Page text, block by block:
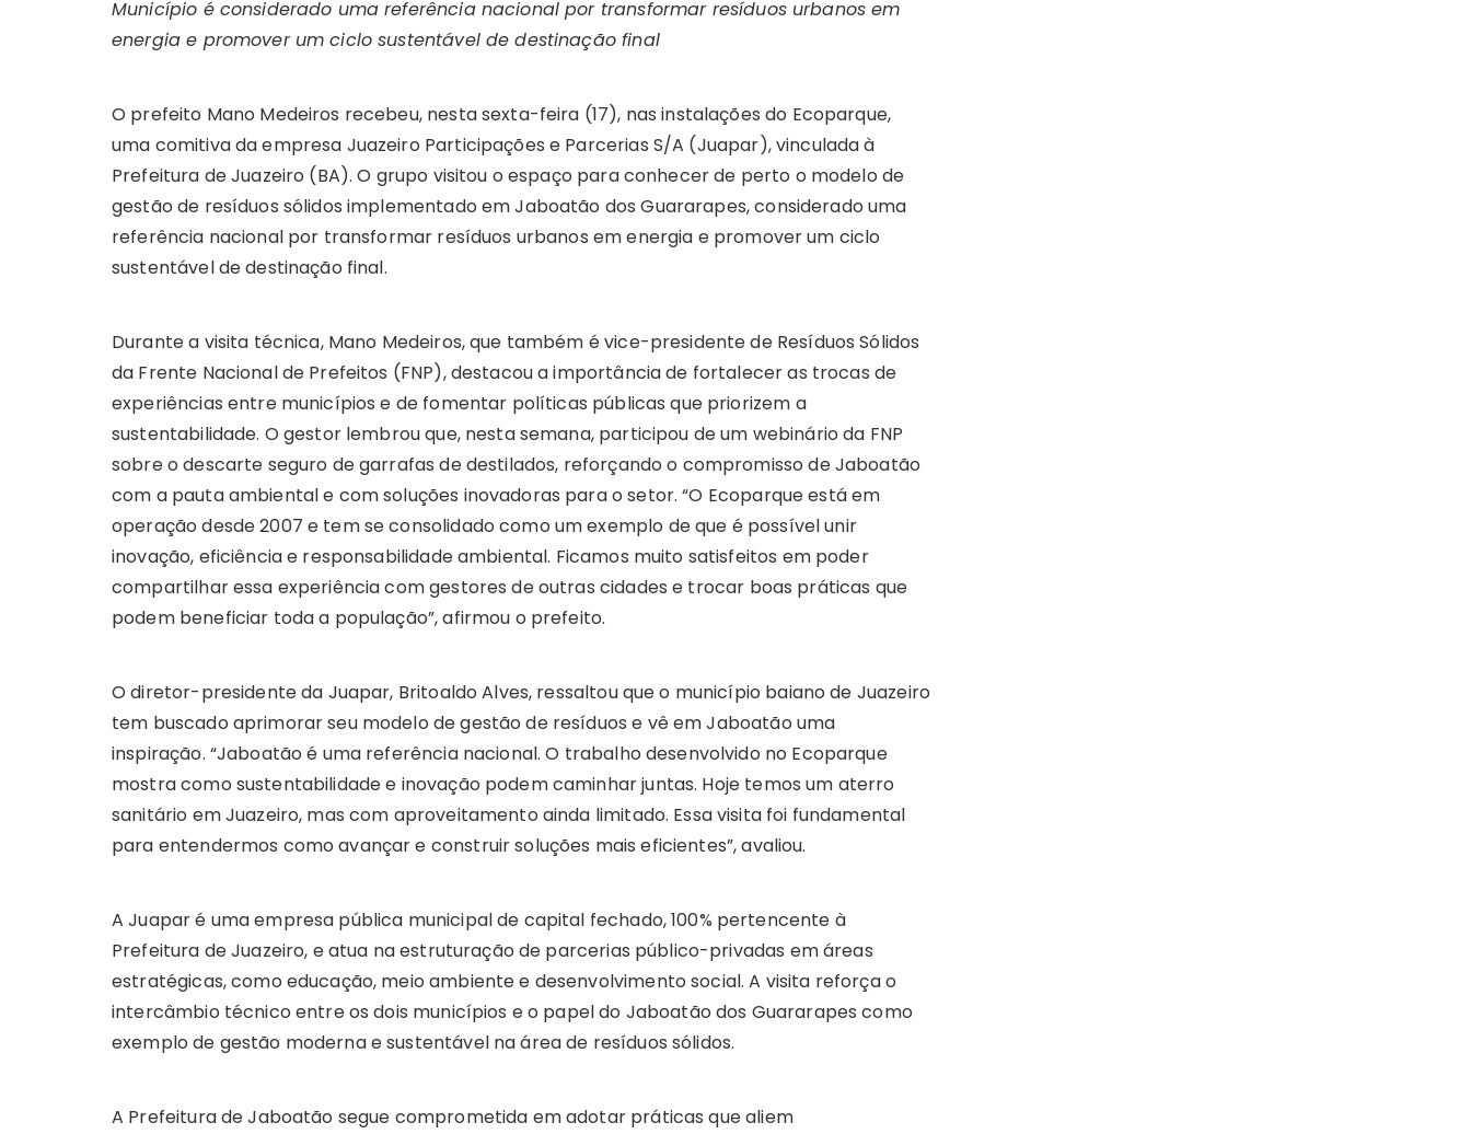
Município é considerado uma referência nacional por transformar resíduos urbanos em
energia e promover um ciclo sustentável de destinação final
O prefeito Mano Medeiros recebeu, nesta sexta-feira (17), nas instalações do Ecoparque,
uma comitiva da empresa Juazeiro Participações e Parcerias S/A (Juapar), vinculada à
Prefeitura de Juazeiro (BA). O grupo visitou o espaço para conhecer de perto o modelo de
gestão de resíduos sólidos implementado em Jaboatão dos Guararapes, considerado uma
referência nacional por transformar resíduos urbanos em energia e promover um ciclo
sustentável de destinação final.
Durante a visita técnica, Mano Medeiros, que também é vice-presidente de Resíduos Sólidos
da Frente Nacional de Prefeitos (FNP), destacou a importância de fortalecer as trocas de
experiências entre municípios e de fomentar políticas públicas que priorizem a
sustentabilidade. O gestor lembrou que, nesta semana, participou de um webinário da FNP
sobre o descarte seguro de garrafas de destilados, reforçando o compromisso de Jaboatão
com a pauta ambiental e com soluções inovadoras para o setor. “O Ecoparque está em
operação desde 2007 e tem se consolidado como um exemplo de que é possível unir
inovação, eficiência e responsabilidade ambiental. Ficamos muito satisfeitos em poder
compartilhar essa experiência com gestores de outras cidades e trocar boas práticas que
podem beneficiar toda a população”, afirmou o prefeito.
O diretor-presidente da Juapar, Britoaldo Alves, ressaltou que o município baiano de Juazeiro
tem buscado aprimorar seu modelo de gestão de resíduos e vê em Jaboatão uma
inspiração. “Jaboatão é uma referência nacional. O trabalho desenvolvido no Ecoparque
mostra como sustentabilidade e inovação podem caminhar juntas. Hoje temos um aterro
sanitário em Juazeiro, mas com aproveitamento ainda limitado. Essa visita foi fundamental
para entendermos como avançar e construir soluções mais eficientes”, avaliou.
A Juapar é uma empresa pública municipal de capital fechado, 100% pertencente à
Prefeitura de Juazeiro, e atua na estruturação de parcerias público-privadas em áreas
estratégicas, como educação, meio ambiente e desenvolvimento social. A visita reforça o
intercâmbio técnico entre os dois municípios e o papel do Jaboatão dos Guararapes como
exemplo de gestão moderna e sustentável na área de resíduos sólidos.
A Prefeitura de Jaboatão segue comprometida em adotar práticas que aliem